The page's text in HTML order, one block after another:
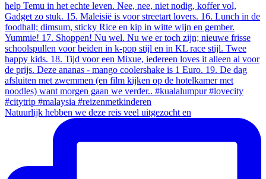
Natuurlijk hebben we deze reis veel uitgezocht en